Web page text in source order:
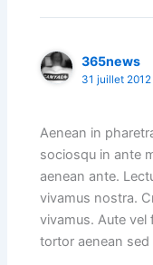
365news
31 juillet
Aenean in
sociosqu in ante
aenean ante.
vivamus nostra.
vivamus. Aute vel
tortor aenean sed